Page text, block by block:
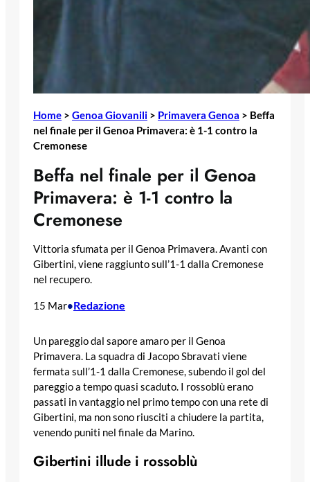
Home > Genoa Giovanili > Primavera Genoa > Beffa
nel finale per il Genoa Primavera: è 1-1 contro la
Cremonese
Beffa nel finale per il Genoa
Primavera: è 1-1 contro la
Cremonese
Vittoria sfumata per il Genoa Primavera. Avanti con
Gibertini, viene raggiunto sull’1-1 dalla Cremonese
nel recupero.
15 Mar•Redazione
Un pareggio dal sapore amaro per il Genoa
Primavera. La squadra di Jacopo Sbravati viene
fermata sull’1-1 dalla Cremonese, subendo il gol del
pareggio a tempo quasi scaduto. I rossoblù erano
passati in vantaggio nel primo tempo con una rete di
Gibertini, ma non sono riusciti a chiudere la partita,
venendo puniti nel finale da Marino.
Gibertini illude i rossoblù